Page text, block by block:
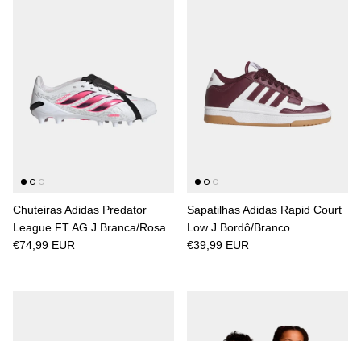
Chuteiras Adidas Predator
League FT AG J Branca/Rosa
€74,99 EUR
Sapatilhas Adidas Rapid Court
Low J Bordô/Branco
€39,99 EUR